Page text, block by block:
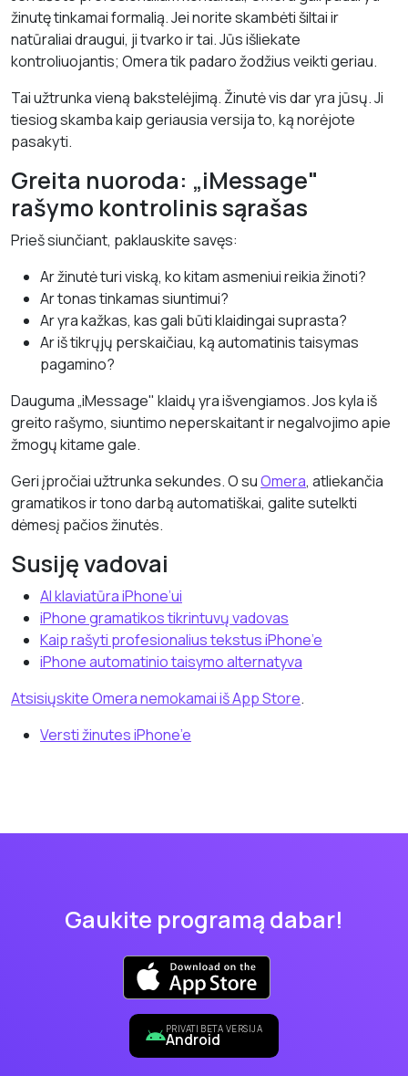
žinutę tinkamai formalią. Jei norite skambėti šiltai ir
natūraliai draugui, ji tvarko ir tai. Jūs išliekate
kontroliuojantis; Omera tik padaro žodžius veikti geriau.
Tai užtrunka vieną bakstelėjimą. Žinutė vis dar yra jūsų. Ji
tiesiog skamba kaip geriausia versija to, ką norėjote
pasakyti.
Greita nuoroda: „iMessage"
rašymo kontrolinis sąrašas
Prieš siunčiant, paklauskite savęs:
Ar žinutė turi viską, ko kitam asmeniui reikia žinoti?
Ar tonas tinkamas siuntimui?
Ar yra kažkas, kas gali būti klaidingai suprasta?
Ar iš tikrųjų perskaičiau, ką automatinis taisymas
pagamino?
Dauguma „iMessage" klaidų yra išvengiamos. Jos kyla iš
greito rašymo, siuntimo neperskaitant ir negalvojimo apie
žmogų kitame gale.
Geri įpročiai užtrunka sekundes. O suOmera, atliekančia
gramatikos ir tono darbą automatiškai, galite sutelkti
dėmesį pačios žinutės.
Susiję vadovai
AI klaviatūra iPhone’ui
iPhone gramatikos tikrintuvų vadovas
Kaip rašyti profesionalius tekstus iPhone’e
iPhone automatinio taisymo alternatyva
Atsisiųskite Omera nemokamai iš App Store.
Versti žinutes iPhone’e
Gaukite programą dabar!
PRIVATI BETA VERSIJA
Android